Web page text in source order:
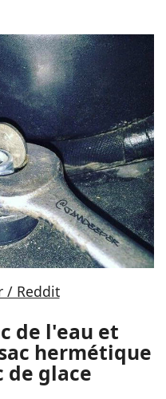
/ Reddit
de l'eau et
hermétique
de glace